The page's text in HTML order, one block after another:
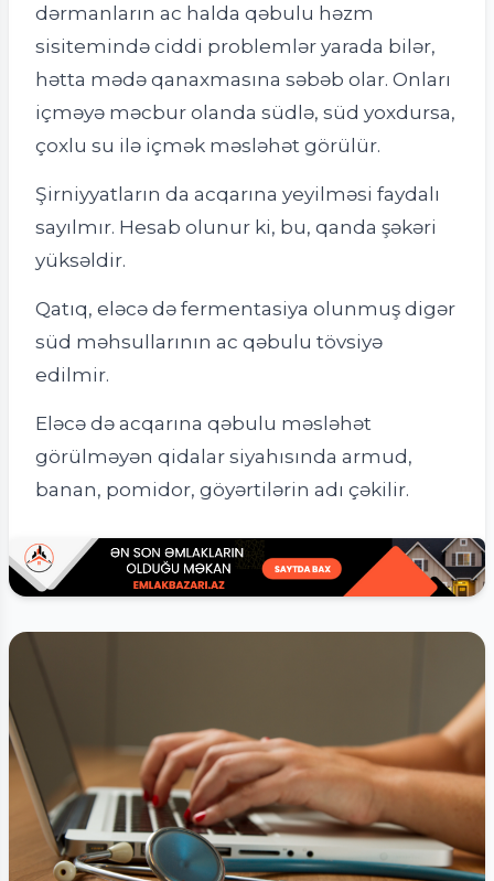
dərmanların ac halda qəbulu həzm
sisitemində ciddi problemlər yarada bilər,
hətta mədə qanaxmasına səbəb olar. Onları
içməyə məcbur olanda südlə, süd yoxdursa,
çoxlu su ilə içmək məsləhət görülür.
Şirniyyatların da acqarına yeyilməsi faydalı
sayılmır. Hesab olunur ki, bu, qanda şəkəri
yüksəldir.
Qatıq, eləcə də fermentasiya olunmuş digər
süd məhsullarının ac qəbulu tövsiyə
edilmir.
Eləcə də acqarına qəbulu məsləhət
görülməyən qidalar siyahısında armud,
banan, pomidor, göyərtilərin adı çəkilir.